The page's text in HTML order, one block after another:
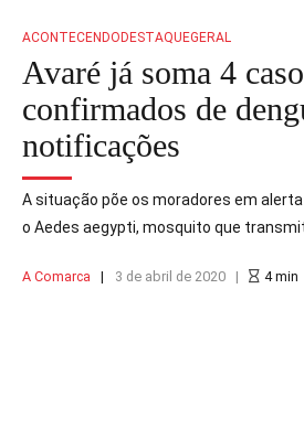
ACONTECENDO DESTAQUEGERAL
Avaré já soma 4
confirmados de
notificações
A situação põe os moradores em
o Aedes aegypti, mosquito que
A Comarca 3 de abril de 2020 4min